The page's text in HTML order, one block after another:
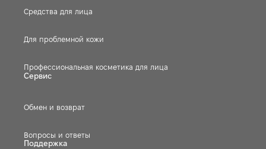
Средства для лица
Для проблемной кожи
Профессиональная косметика для лица
Сервис
Обмен и возврат
Вопросы и ответы
Поддержка